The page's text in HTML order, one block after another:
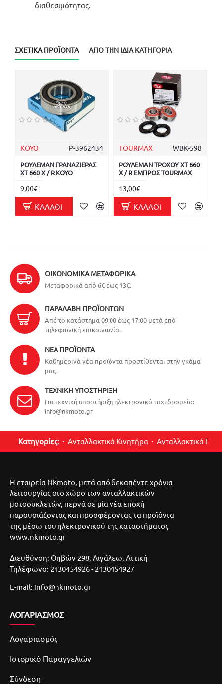
διαθεσιμότητας.
ΣΧΕΤΙΚΆ ΠΡΟΪΌΝΤΑ ΑΠΌ ΤΗΝ ΊΔΙΑ ΚΑΤΗΓΟΡΊΑ
KOYO Ρ-3962434
ΡΟΥΛΕΜΑΝ ΓΡΑΝΑΖΙΕΡΑΣ
XT 660 X / R KOYO
9,00€
ΚΑΛΆΘΙ
TOURMAX WBK-598
ΡΟΥΛΕΜΑΝ ΤΡΟΧΟΥ XT 660
X / R ΕΜΠΡΟΣ TOURMAX
13,00€
ΚΑΛΆΘΙ
ΟΙΚΟΝΟΜΙΚΆ ΜΕΤΑΦΟΡΙΚΆ
Μεταφορικά από 6€ έως 13€.
ΠΑΡΑΛΑΒΉ ΠΡΟΪΌΝΤΩΝ
Από το κατάστημα 09:00 έως 17:00 μετά από
τηλεφωνική επικοινωνία.
ΝΈΑ ΠΡΟΪΌΝΤΑ
Καθημερινά νέα προϊόντα προστίθενται στην γκάμα
μας.
ΤΕΧΝΙΚΉ ΥΠΟΣΤΉΡΙΞΗ
Για τεχνική υποστήριξη ηλεκτρονικό ταχυδρομείο:
info@nkmoto.gr
Κατηγορίες: Ανταλλακτικά Κινητήρα Ανταλλακτικά
Η εταιρεία NKmoto, μετά από δεκαπέντε χρόνια
λειτουργίας στο χώρο των ανταλλακτικών
μοτοσυκλετών, περνά σε μία νέα εποχή
παρουσιάζοντας και προσφέροντας τα προϊόντα
της μέσω του ηλεκτρονικού της καταστήματος
www.nkmoto.gr
Διευθύνση: Θηβών 298, Αιγάλεω, Αττική
Τηλέφωνο: 2130454926 - 2130454927
E-mail: info@nkmoto.gr
ΛΟΓΑΡΙΑΣΜΌΣ
Λογαριασμός
Ιστορικό Παραγγελιών
Σύνδεση